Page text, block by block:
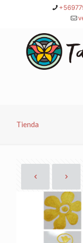
Tienda